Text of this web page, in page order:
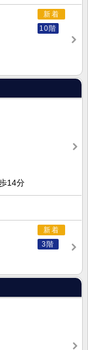
新着
10階
14分
新着
3階